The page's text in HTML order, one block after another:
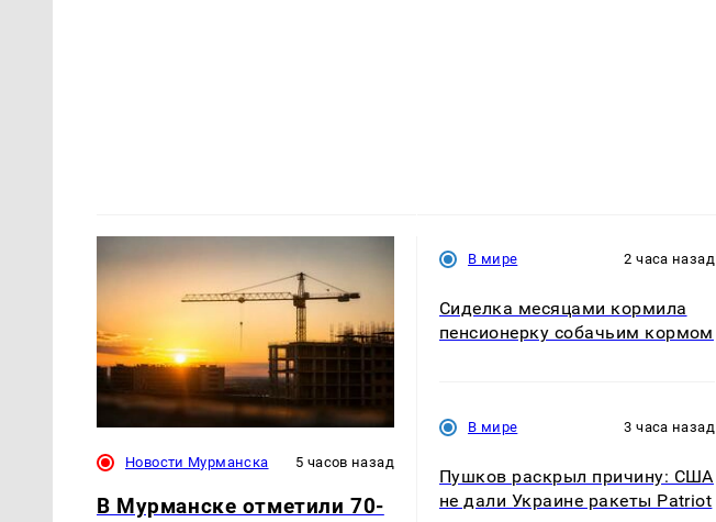
Новости Мурманска 5 часов назад
В Мурманске отметили 70-
В мире 2 часа назад
Сиделка месяцами кормила
пенсионерку собачьим кормом
В мире 3 часа назад
Пушков раскрыл причину: США
не дали Украине ракеты Patriot